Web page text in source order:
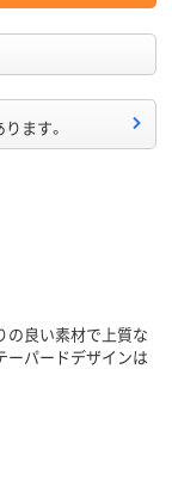
ます。
の良い素材で上質な
ーパードデザインは